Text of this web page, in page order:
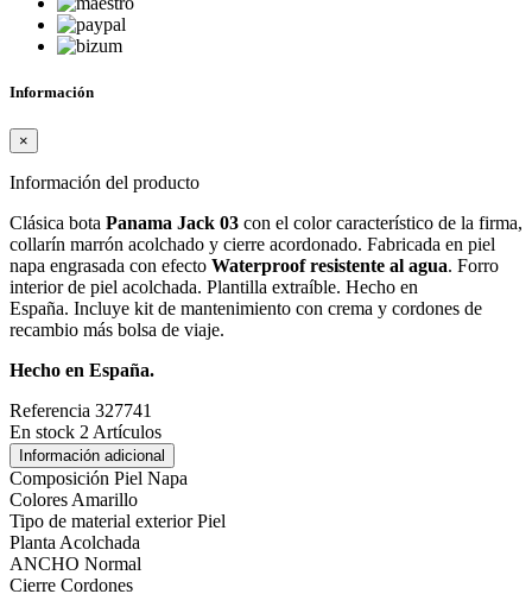
Información
×
Información del producto
Clásica bota Panama Jack 03 con el color característico de la firma,
collarín marrón acolchado y cierre acordonado. Fabricada en piel
napa engrasada con efecto Waterproof resistente al agua. Forro
interior de piel acolchada. Plantilla extraíble. Hecho en
España. Incluye kit de mantenimiento con crema y cordones de
recambio más bolsa de viaje.
Hecho en España.
Referencia 327741
En stock 2 Artículos
Información adicional
Composición Piel Napa
Colores Amarillo
Tipo de material exterior Piel
Planta Acolchada
ANCHO Normal
Cierre Cordones